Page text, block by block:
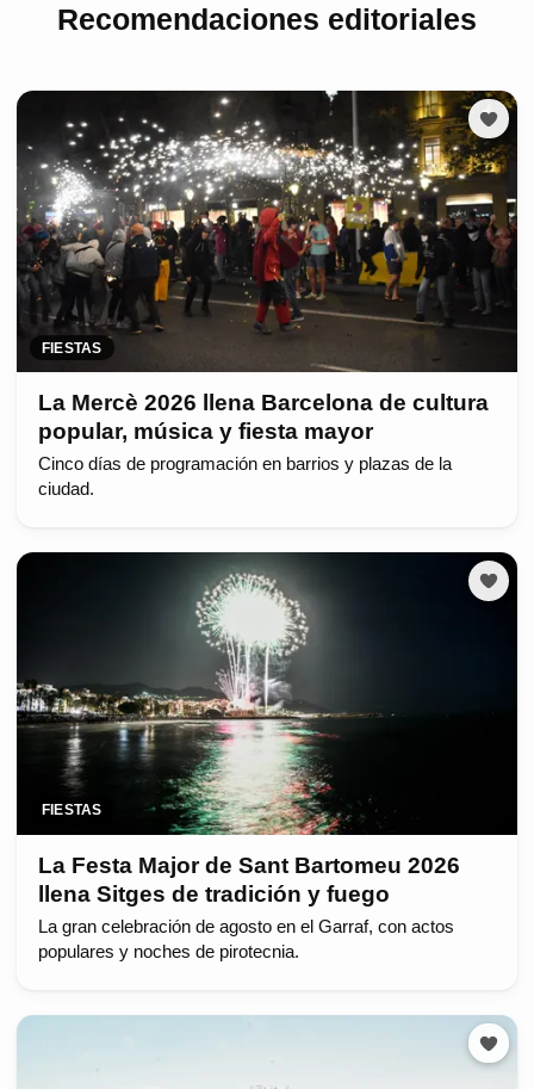
Recomendaciones editoriales
FIESTAS
La Mercè 2026 llena Barcelona de cultura
popular, música y fiesta mayor
Cinco días de programación en barrios y plazas de la
ciudad.
FIESTAS
La Festa Major de Sant Bartomeu 2026
llena Sitges de tradición y fuego
La gran celebración de agosto en el Garraf, con actos
populares y noches de pirotecnia.